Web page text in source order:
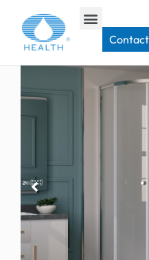
JK0544 Porte de douche